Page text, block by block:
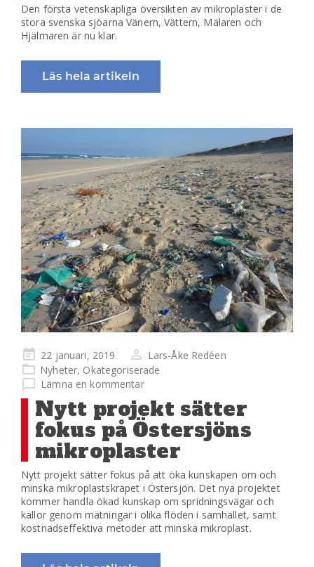
Den första vetenskapliga översikten av mikroplaster i de
stora svenska sjöarna Vänern, Vättern, Mälaren och
Hjälmaren är nu klar.
Läs hela artikeln
Publicerad
på
22 januari, 2019
Lars-Åke Redéen
Nyheter, Okategoriserade
Lämna en kommentar
Nytt projekt sätter
fokus på Östersjöns
mikroplaster
Nytt projekt sätter fokus på att öka kunskapen om och
minska mikroplastskräpet i Östersjön. Det nya projektet
kommer handla ökad kunskap om spridningsvägar och
källor genom mätningar i olika flöden i samhället, samt
kostnadseffektiva metoder att minska mikroplast.